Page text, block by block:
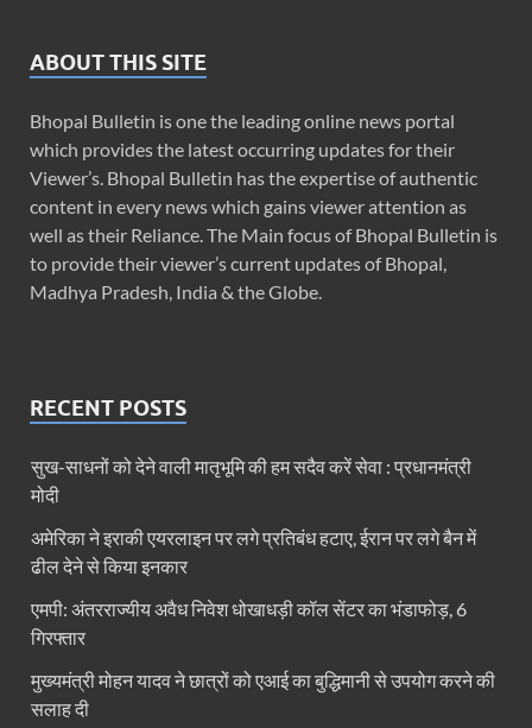
ABOUT THIS SITE
Bhopal Bulletin is one the leading online news portal
which provides the latest occurring updates for their
Viewer’s. Bhopal Bulletin has the expertise of authentic
content in every news which gains viewer attention as
well as their Reliance. The Main focus of Bhopal Bulletin is
to provide their viewer’s current updates of Bhopal,
Madhya Pradesh, India & the Globe.
RECENT POSTS
सुख-साधनों को देने वाली मातृभूमि की हम सदैव करें सेवा : प्रधानमंत्री
मोदी
अमेरिका ने इराकी एयरलाइन पर लगे प्रतिबंध हटाए, ईरान पर लगे बैन में
ढील देने से किया इनकार
एमपी: अंतरराज्यीय अवैध निवेश धोखाधड़ी कॉल सेंटर का भंडाफोड़, 6
गिरफ्तार
मुख्यमंत्री मोहन यादव ने छात्रों को एआई का बुद्धिमानी से उपयोग करने की
सलाह दी